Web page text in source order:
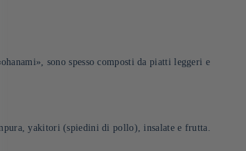
sono spesso composti da piatti leggeri e
yakitori (spiedini di pollo), insalate e frutta.